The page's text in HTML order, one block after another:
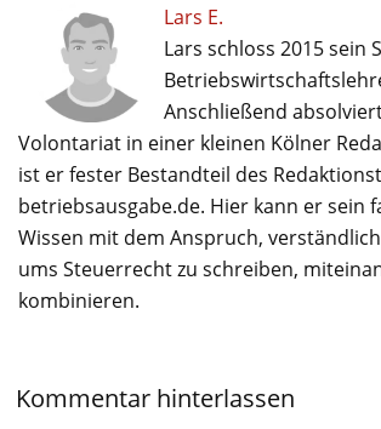
Lars E.
Lars schloss 2015 sein
Anschließend
Volontariat in einer kleinen Kölner
ist er fester Bestandteil des
betriebsausgabe.de. Hier kann er sein
Wissen mit dem Anspruch,
ums Steuerrecht zu schreiben,
kombinieren.
Kommentar hinterlassen